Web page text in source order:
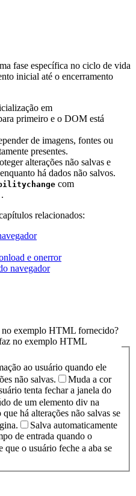
fase específica no ciclo de vida
inicial até o encerramento
em
primeiro e o DOM está
de imagens, fontes ou
presentes.
alterações não salvas e
há dados não salvos.
com
.
relacionados:
e onerror
navegador
exemplo HTML fornecido?
no exemplo HTML
ao usuário quando ele
não salvas.
Muda a cor
tenta fechar a janela do
de um elemento div na
há alterações não salvas se
Salva automaticamente
de entrada quando o
que o usuário feche a aba se